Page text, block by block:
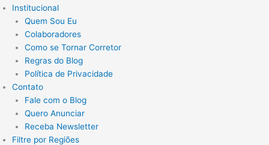
Institucional
Quem Sou Eu
Colaboradores
Como se Tornar Corretor
Regras do Blog
Política de Privacidade
Contato
Fale com o Blog
Quero Anunciar
Receba Newsletter
Filtre por Regiões